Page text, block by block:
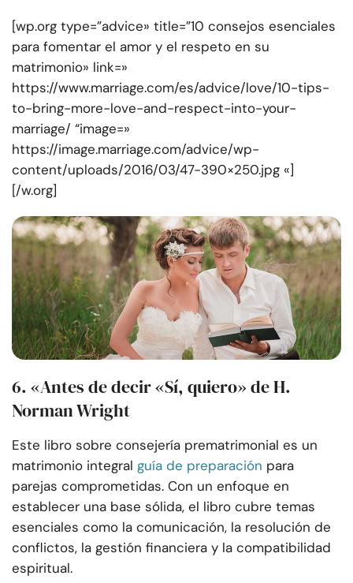
[wp.org type=”advice» title=”10 consejos esenciales
para fomentar el amor y el respeto en su
matrimonio» link=»
https://www.marriage.com/es/advice/love/10-tips-
to-bring-more-love-and-respect-into-your-
marriage/ “image=»
https://image.marriage.com/advice/wp-
content/uploads/2016/03/47-390×250.jpg «]
[/w.org]
6. «Antes de decir «Sí, quiero» de H.
Norman Wright
Este libro sobre consejería prematrimonial es un
matrimonio integral guía de preparación para
parejas comprometidas. Con un enfoque en
establecer una base sólida, el libro cubre temas
esenciales como la comunicación, la resolución de
conflictos, la gestión financiera y la compatibilidad
espiritual.